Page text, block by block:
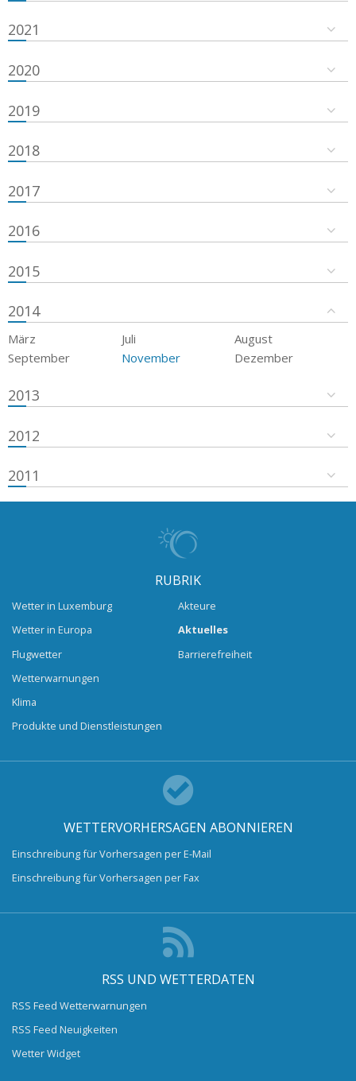
2021
2020
2019
2018
2017
2016
2015
2014
März Juli
August
September
November Dezember
2013
2012
2011
RUBRIK
Wetter in Luxemburg
Wetter in Europa
Flugwetter
Wetterwarnungen
Klima
Produkte und Dienstleistungen
Akteure
Aktuelles
Barrierefreiheit
WETTERVORHERSAGEN ABONNIEREN
Einschreibung für Vorhersagen per E-Mail
Einschreibung für Vorhersagen per Fax
RSS UND WETTERDATEN
RSS Feed Wetterwarnungen
RSS Feed Neuigkeiten
Wetter Widget